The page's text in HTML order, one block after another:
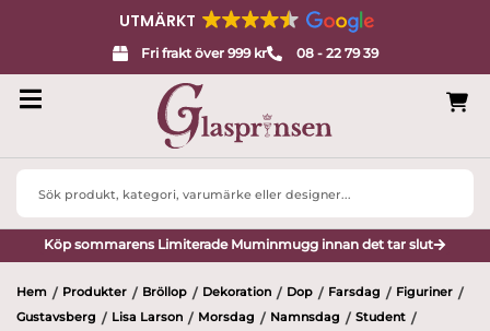
UTMÄRKT
Fri frakt över 999 kr 08 - 22 79 39
Search
Köp sommarens Limiterade Muminmugg innan det tar slut
Hem / Produkter / Bröllop / Dekoration / Dop / Farsdag / Figuriner /
Gustavsberg / Lisa Larson / Morsdag / Namnsdag / Student /